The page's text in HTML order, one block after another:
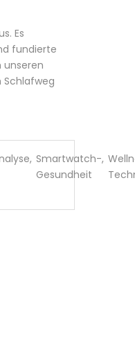
Es
fundierte
unseren
Schlafweg
, Smartwatch-
Gesundheit
,